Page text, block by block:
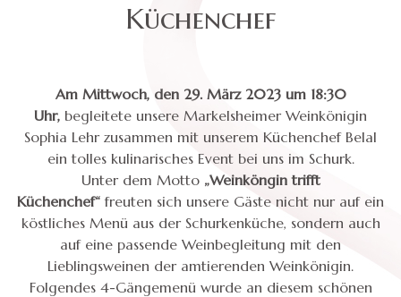
Küchenchef
Am Mittwoch, den 29. März 2023 um 18:30
Uhr, begleitete unsere Markelsheimer Weinkönigin
Sophia Lehr zusammen mit unserem Küchenchef Belal
ein tolles kulinarisches Event bei uns im Schurk.
Unter dem Motto „Weinköngin trifft
Küchenchef“ freuten sich unsere Gäste nicht nur auf ein
köstliches Menü aus der Schurkenküche, sondern auch
auf eine passende Weinbegleitung mit den
Lieblingsweinen der amtierenden Weinkönigin.
Folgendes 4-Gängemenü wurde an diesem schönen